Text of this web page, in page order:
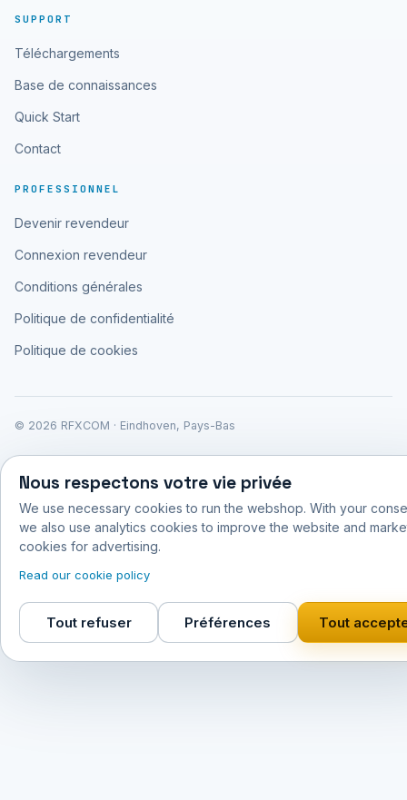
SUPPORT
Téléchargements
Base de connaissances
Quick Start
Contact
PROFESSIONNEL
Devenir revendeur
Connexion revendeur
Conditions générales
Politique de confidentialité
Politique de cookies
© 2026 RFXCOM · Eindhoven, Pays-Bas
Nous respectons votre vie privée
We use necessary cookies to run the webshop. With your
we also use analytics cookies to improve the website and
cookies for advertising.
Read our cookie policy
Tout refuser Préférences Tout